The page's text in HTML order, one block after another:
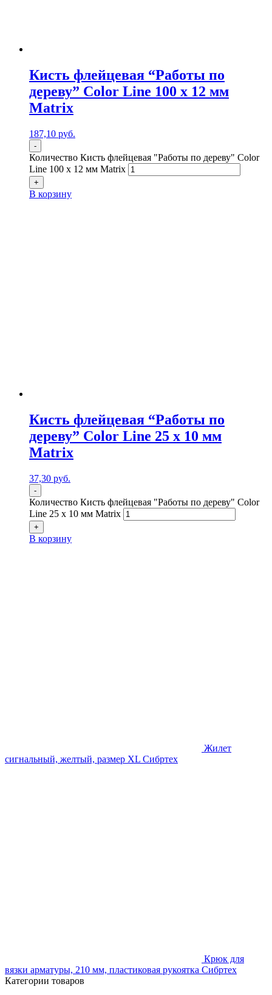
Кисть флейцевая “Работы по
дереву” Color Line 100 х 12 мм
Matrix
187,10 руб.
-
Количество Кисть флейцевая "Работы по дереву" Color
Line 100 х 12 мм Matrix
+
В корзину
Кисть флейцевая “Работы по
дереву” Color Line 25 х 10 мм
Matrix
37,30 руб.
-
Количество Кисть флейцевая "Работы по дереву" Color
Line 25 х 10 мм Matrix
+
В корзину
Жилет
сигнальный, желтый, размер XL Сибртех
Крюк для
вязки арматуры, 210 мм, пластиковая рукоятка Сибртех
Категории товаров